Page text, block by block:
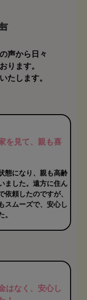
声から日々
ります。
たします。
を見て、親も喜
態になり、親も高齢
ました。遠方に住ん
依頼したのですが、
スムーズで、安心し
はなく、安心し